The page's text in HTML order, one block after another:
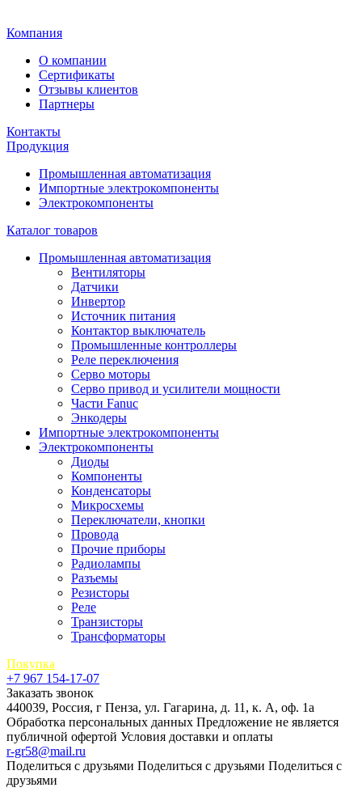
Компания
О компании
Сертификаты
Отзывы клиентов
Партнеры
Контакты
Продукция
Промышленная автоматизация
Импортные электрокомпоненты
Электрокомпоненты
Каталог товаров
Промышленная автоматизация
Вентиляторы
Датчики
Инвертор
Источник питания
Контактор выключатель
Промышленные контроллеры
Реле переключения
Серво моторы
Серво привод и усилители мощности
Части Fanuc
Энкодеры
Импортные электрокомпоненты
Электрокомпоненты
Диоды
Компоненты
Конденсаторы
Микросхемы
Переключатели, кнопки
Провода
Прочие приборы
Радиолампы
Разъемы
Резисторы
Реле
Транзисторы
Трансформаторы
Покупка
+7 967 154-17-07
Заказать звонок
440039, Россия, г Пенза, ул. Гагарина, д. 11, к. А, оф. 1а
Обработка персональных данных Предложение не является
публичной офертой Условия доставки и оплаты
r-gr58@mail.ru
Поделиться с друзьями Поделиться с друзьями Поделиться с
друзьями